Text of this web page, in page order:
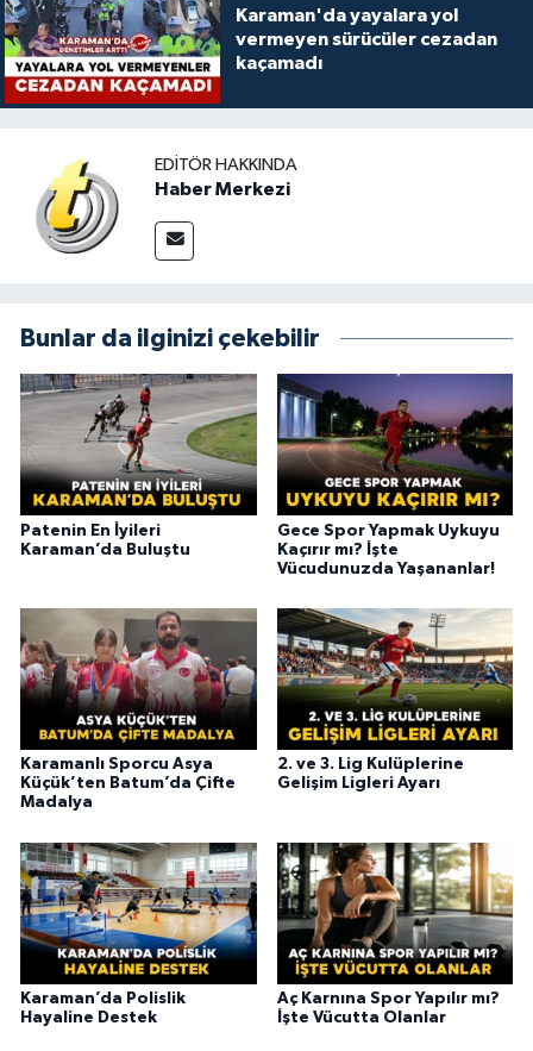
Karaman'da yayalara yol
vermeyen sürücüler cezadan
kaçamadı
EDITÖR HAKKINDA
Haber Merkezi
Bunlar da ilginizi çekebilir
Patenin En İyileri
Karaman’da Buluştu
Gece Spor Yapmak Uykuyu
Kaçırır mı? İşte
Vücudunuzda Yaşananlar!
Karamanlı Sporcu Asya
Küçük’ten Batum’da Çifte
Madalya
2. ve 3. Lig Kulüplerine
Gelişim Ligleri Ayarı
Karaman’da Polislik
Hayaline Destek
Aç Karnına Spor Yapılır mı?
İşte Vücutta Olanlar